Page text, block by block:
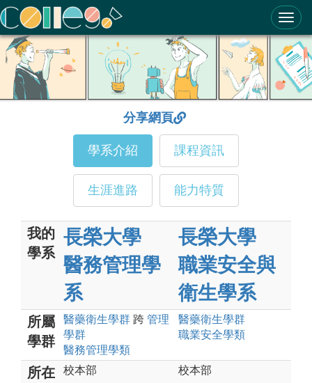
ColleGo! 大學選才與高中育才輔助系統
分享網頁
學系介紹 課程資訊
生涯進路 能力特質
我的
學系
長榮大學
醫務管理學
系
長榮大學
職業安全與
衛生學系
所屬
學群
醫藥衛生學群 跨 管理
學群
醫務管理學類
醫藥衛生學群
職業安全學類
所在
校本部
校本部